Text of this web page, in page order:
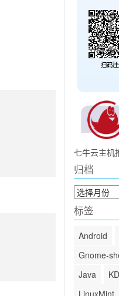
七牛云主机
归档
归
档
标签
Android
Gnome-
Java
LinuxMint